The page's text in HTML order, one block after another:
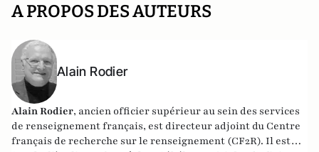
A PROPOS DES AUTEURS
Alain Rodier
Alain Rodier, ancien officier supérieur au sein des services
de renseignement français, est directeur adjoint du Centre
français de recherche sur le renseignement (CF2R). Il est